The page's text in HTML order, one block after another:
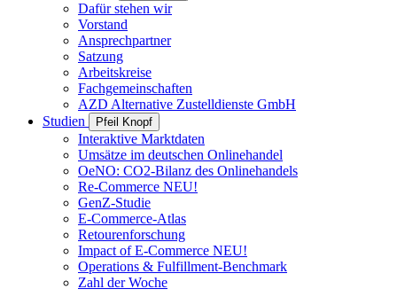
Dafür stehen wir
Vorstand
Ansprechpartner
Satzung
Arbeitskreise
Fachgemeinschaften
AZD Alternative Zustelldienste GmbH
Studien
Pfeil Knopf
Interaktive Marktdaten
Umsätze im deutschen Onlinehandel
OeNO: CO2-Bilanz des Onlinehandels
Re-Commerce NEU!
GenZ-Studie
E-Commerce-Atlas
Retourenforschung
Impact of E-Commerce NEU!
Operations & Fulfillment-Benchmark
Zahl der Woche